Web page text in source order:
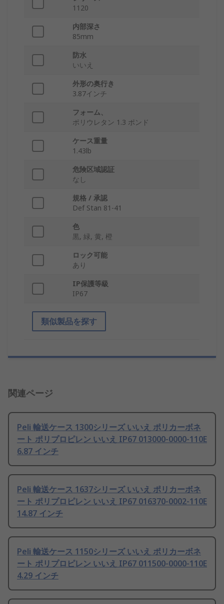
1120
内部深さ
85mm
防水
いいえ
外形の奥行き
3.87インチ
フォーム、
ポリウレタン 1.3 ポンド
ケース重量
1.43lb
危険区域認証
なし
規格 / 承認
Def Stan 81-41
色
黒, 緑, 黄, 橙
ロック可能
あり
IP保護等級
IP67
類似製品を探す
関連ページ
Peli 輸送ケース 1300シリーズ いいえ ポリカーボネ
ート ポリプロピレン いいえ IP67 013000-0000-110E
6.87 インチ
Peli 輸送ケース 1637シリーズ いいえ ポリカーボネ
ート ポリプロピレン いいえ IP67 016370-0002-110E
14.87 インチ
Peli 輸送ケース 1150シリーズ いいえ ポリカーボネ
ート ポリプロピレン いいえ IP67 011500-0000-110E
4.29 インチ